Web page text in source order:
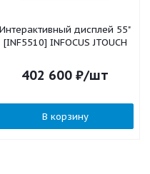
Интерактивный дисплей 55"
[INF5510] INFOCUS JTOUCH
402 600 ₽/шт
В корзину